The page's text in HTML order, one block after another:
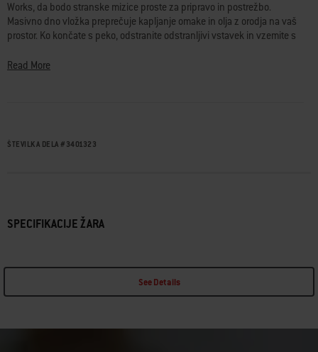
Works, da bodo stranske mizice proste za pripravo in postrežbo.
Masivno dno vložka preprečuje kapljanje omake in olja z orodja na vaš
prostor. Ko končate s peko, odstranite odstranljivi vstavek in vzemite s
združljive modele žarov Weber® s stranskim vodilom Weber Works.
• Pripne se na stransko vodilo Weber Works na združljivih žarih Weber®
Read More
ŠTEVILKA DELA # 3401323
SPECIFIKACIJE ŽARA
See Details